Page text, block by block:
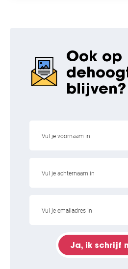
Ook op
de
blijven?
Ja, ik schrijf